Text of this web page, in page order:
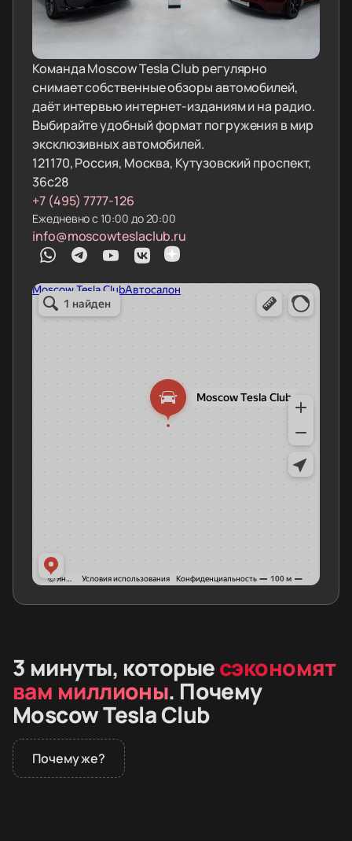
Команда Moscow Tesla Club регулярно
снимает собственные обзоры автомобилей,
даёт интервью интернет-изданиям и на радио.
Выбирайте удобный формат погружения в мир
эксклюзивных автомобилей.
121170, Россия, Москва, Кутузовский проспект,
36с28
+7 (495) 7777-126
Ежедневно с 10:00 до 20:00
info@moscowteslaclub.ru
3 минуты, которыесэкономят
вам миллионы. Почему
Moscow Tesla Club
Почему же?